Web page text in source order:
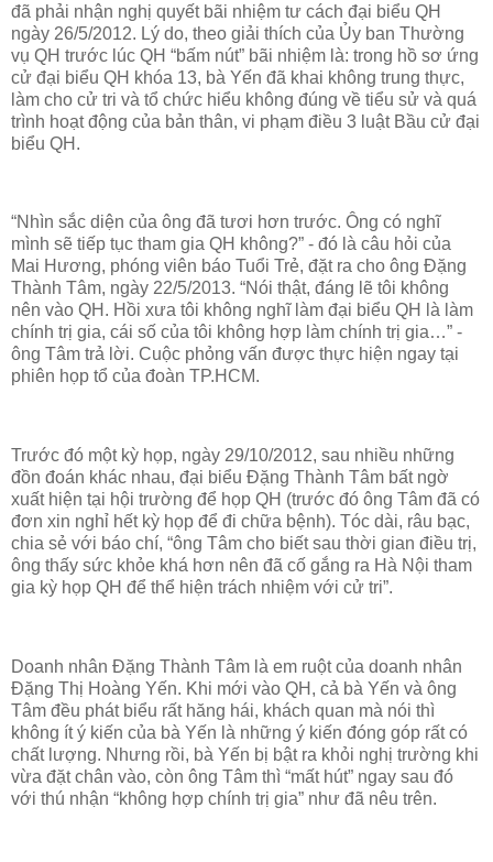
đã phải nhận nghị quyết bãi nhiệm tư cách đại biểu QH
ngày 26/5/2012. Lý do, theo giải thích của Ủy ban Thường
vụ QH trước lúc QH “bấm nút” bãi nhiệm là: trong hồ sơ ứng
cử đại biểu QH khóa 13, bà Yến đã khai không trung thực,
làm cho cử tri và tổ chức hiểu không đúng về tiểu sử và quá
trình hoạt động của bản thân, vi phạm điều 3 luật Bầu cử đại
biểu QH.
“Nhìn sắc diện của ông đã tươi hơn trước. Ông có nghĩ
mình sẽ tiếp tục tham gia QH không?” - đó là câu hỏi của
Mai Hương, phóng viên báo Tuổi Trẻ, đặt ra cho ông Đặng
Thành Tâm, ngày 22/5/2013. “Nói thật, đáng lẽ tôi không
nên vào QH. Hồi xưa tôi không nghĩ làm đại biểu QH là làm
chính trị gia, cái số của tôi không hợp làm chính trị gia…” -
ông Tâm trả lời. Cuộc phỏng vấn được thực hiện ngay tại
phiên họp tổ của đoàn TP.HCM.
Trước đó một kỳ họp, ngày 29/10/2012, sau nhiều những
đồn đoán khác nhau, đại biểu Đặng Thành Tâm bất ngờ
xuất hiện tại hội trường để họp QH (trước đó ông Tâm đã có
đơn xin nghỉ hết kỳ họp để đi chữa bệnh). Tóc dài, râu bạc,
chia sẻ với báo chí, “ông Tâm cho biết sau thời gian điều trị,
ông thấy sức khỏe khá hơn nên đã cố gắng ra Hà Nội tham
gia kỳ họp QH để thể hiện trách nhiệm với cử tri”.
Doanh nhân Đặng Thành Tâm là em ruột của doanh nhân
Đặng Thị Hoàng Yến. Khi mới vào QH, cả bà Yến và ông
Tâm đều phát biểu rất hăng hái, khách quan mà nói thì
không ít ý kiến của bà Yến là những ý kiến đóng góp rất có
chất lượng. Nhưng rồi, bà Yến bị bật ra khỏi nghị trường khi
vừa đặt chân vào, còn ông Tâm thì “mất hút” ngay sau đó
với thú nhận “không hợp chính trị gia” như đã nêu trên.